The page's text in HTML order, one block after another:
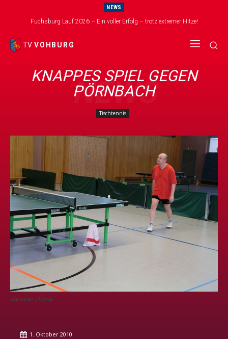
NEWS
Fuchsburg Lauf 2026 – Ein voller Erfolg – trotz extremer Hitze!
TV VOHBURG
NEWS
KNAPPES SPIEL GEGEN
PÖRNBACH
Tischtennis
Christian Thoma
1. Oktober 2010